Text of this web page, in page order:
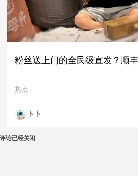
粉丝送上门的全民级宣发？顺
热点
卜卜
评论已经关闭